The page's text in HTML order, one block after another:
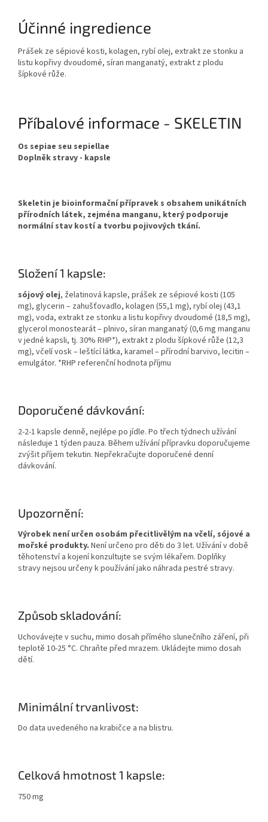
Účinné ingredience
Prášek ze sépiové kosti, kolagen, rybí olej, extrakt ze stonku a
listu kopřivy dvoudomé, síran manganatý, extrakt z plodu
šípkové růže.
Příbalové informace - SKELETIN
Os sepiae seu sepiellae
Doplněk stravy - kapsle
Skeletin je bioinformační přípravek s obsahem unikátních
přírodních látek, zejména manganu, který podporuje
normální stav kostí a tvorbu pojivových tkání.
Složení 1 kapsle:
sójový olej, želatinová kapsle, prášek ze sépiové kosti (105
mg), glycerin – zahušťovadlo, kolagen (55,1 mg), rybí olej (43,1
mg), voda, extrakt ze stonku a listu kopřivy dvoudomé (18,5 mg),
glycerol monostearát – plnivo, síran manganatý (0,6 mg manganu
v jedné kapsli, tj. 30% RHP*), extrakt z plodu šípkové růže (12,3
mg), včelí vosk – leštící látka, karamel – přírodní barvivo, lecitin –
emulgátor. *RHP referenční hodnota příjmu
Doporučené dávkování:
2-2-1 kapsle denně, nejlépe po jídle. Po třech týdnech užívání
následuje 1 týden pauza. Během užívání přípravku doporučujeme
zvýšit příjem tekutin. Nepřekračujte doporučené denní
dávkování.
Upozornění:
Výrobek není určen osobám přecitlivělým na včelí, sójové a
mořské produkty. Není určeno pro děti do 3 let. Užívání v době
těhotenství a kojení konzultujte se svým lékařem. Doplňky
stravy nejsou určeny k používání jako náhrada pestré stravy.
Způsob skladování:
Uchovávejte v suchu, mimo dosah přímého slunečního záření, při
teplotě 10-25 °C. Chraňte před mrazem. Ukládejte mimo dosah
dětí.
Minimální trvanlivost:
Do data uvedeného na krabičce a na blistru.
Celková hmotnost 1 kapsle:
750 mg